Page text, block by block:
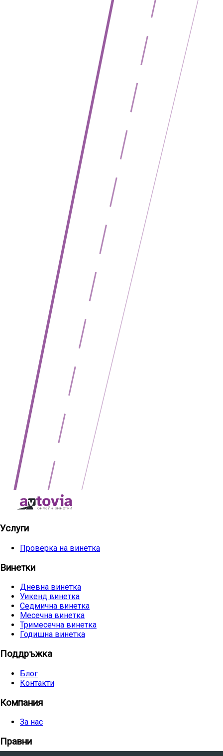
Услуги
Проверка на винетка
Винетки
Дневна винетка
Уикенд винетка
Седмична винетка
Месечна винетка
Тримесечна винетка
Годишна винетка
Поддръжка
Блог
Контакти
Компания
За нас
Правни